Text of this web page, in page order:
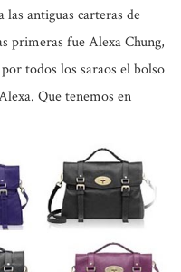
las antiguas carteras de
primeras fue Alexa Chung,
todos los saraos el bolso
Que tenemos en